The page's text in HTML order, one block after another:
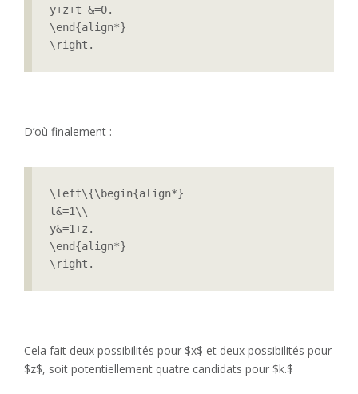
y+z+t &=0.
\end{align*}
\right.
D’où finalement :
\left\{\begin{align*}
t&=1\\
y&=1+z.
\end{align*}
\right.
Cela fait deux possibilités pour $x$ et deux possibilités pour
$z$, soit potentiellement quatre candidats pour $k.$